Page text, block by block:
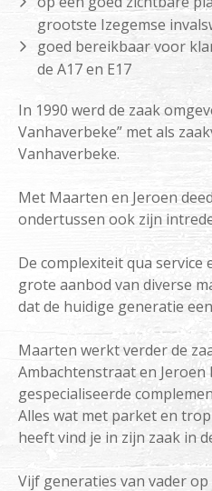
grootste Izegemse
goed bereikbaar voor
de A17 en E17
In 1990 werd de zaak
Vanhaverbeke” met als
Vanhaverbeke.
Met Maarten en Jeroen
ondertussen ook zijn
De complexiteit qua
grote aanbod van diverse
dat de huidige generatie
Maarten werkt verder de
Ambachtenstraat en
gespecialiseerde
Alles wat met parket en
heeft vind je in zijn zaak in
Vijf generaties van vader